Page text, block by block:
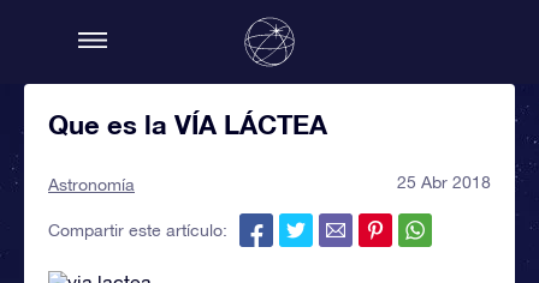
Que es la VÍA LÁCTEA
Astronomía 25 Abr 2018
Compartir este artículo: